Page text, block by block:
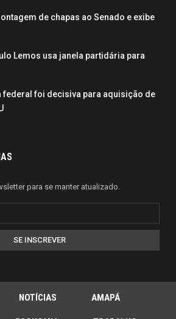
de chapas ao Senado e exibe
Lemos usa janela partidária para
federal foi decisiva para aquisição de
para se manter atualizado.
SE INSCREVER
NOTÍCIAS AMAPÁ